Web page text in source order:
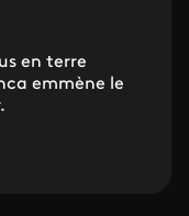
en terre
emmène le